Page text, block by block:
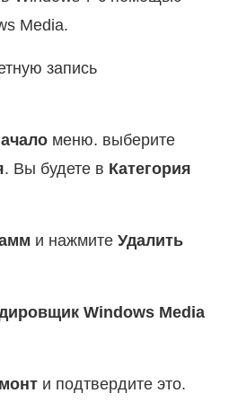
Media.
запись
меню. выберите
. Вы будете в Категория
и нажмите Удалить
Windows Media
и подтвердите это.